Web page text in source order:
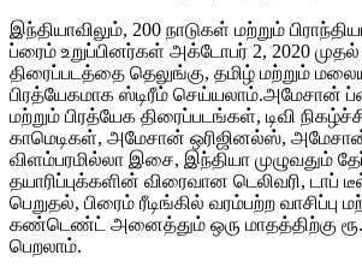
இந்தியாவிலும், 200 நாடுகள் மற்றும்
ப்ரைம் உறுப்பினர்கள் அக்டோபர் 2, 2020
திரைப்படத்தை தெலுங்கு, தமிழ் மற்றும்
பிரத்யேகமாக ஸ்டிரீம் செய்யலாம்.அமேசான்
மற்றும் பிரத்யேக திரைப்படங்கள், டிவி
காமெடிகள், அமேசான் ஒரிஜினல்ஸ், அமேசான்
விளம்பரமில்லா இசை, இந்தியா முழுவதும்
தயாரிப்புக்களின் விரைவான டெலிவரி, டாப்
பெறுதல், பிரைம் ரீடிங்கில் வரம்பற்ற வாசிப்பு
கண்டெண்ட் அனைத்தும் ஒரு மாதத்திற்கு
பெறலாம்.